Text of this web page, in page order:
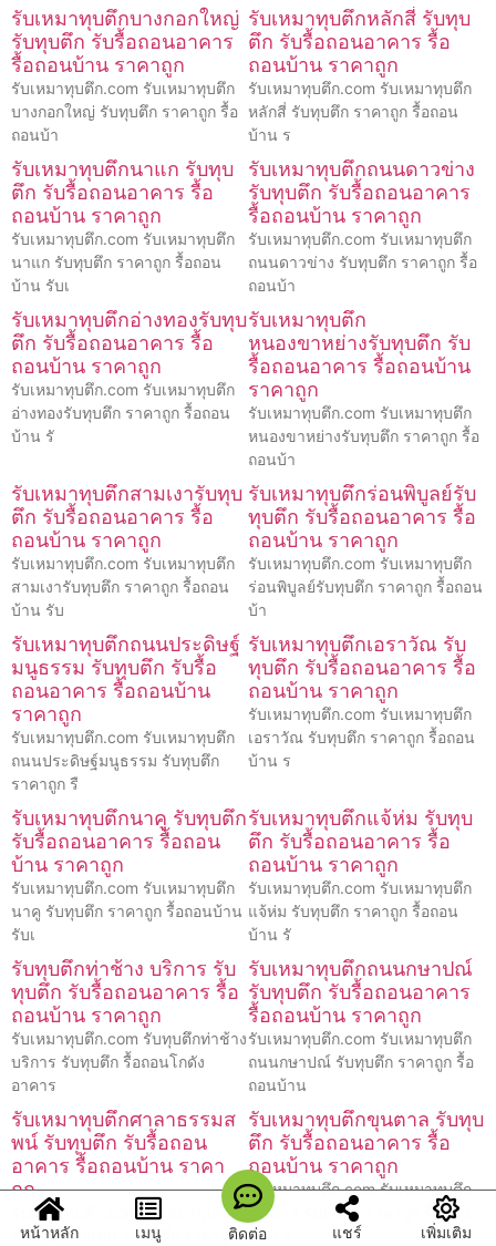
รับเหมาทุบตึกบางกอกใหญ่
รับทุบตึก รับรื้อถอนอาคาร
รื้อถอนบ้าน ราคาถูก
รับเหมาทุบตึก.com รับเหมาทุบตึก
บางกอกใหญ่ รับทุบตึก ราคาถูก รื้อ
ถอนบ้า
รับเหมาทุบตึกหลักสี่ รับทุบ
ตึก รับรื้อถอนอาคาร รื้อ
ถอนบ้าน ราคาถูก
รับเหมาทุบตึก.com รับเหมาทุบตึก
หลักสี่ รับทุบตึก ราคาถูก รื้อถอน
บ้าน ร
รับเหมาทุบตึกนาแก รับทุบ
ตึก รับรื้อถอนอาคาร รื้อ
ถอนบ้าน ราคาถูก
รับเหมาทุบตึก.com รับเหมาทุบตึก
นาแก รับทุบตึก ราคาถูก รื้อถอน
บ้าน รับเ
รับเหมาทุบตึกถนนดาวข่าง
รับทุบตึก รับรื้อถอนอาคาร
รื้อถอนบ้าน ราคาถูก
รับเหมาทุบตึก.com รับเหมาทุบตึก
ถนนดาวข่าง รับทุบตึก ราคาถูก รื้อ
ถอนบ้า
รับเหมาทุบตึกอ่างทองรับทุบ
ตึก รับรื้อถอนอาคาร รื้อ
ถอนบ้าน ราคาถูก
รับเหมาทุบตึก.com รับเหมาทุบตึก
อ่างทองรับทุบตึก ราคาถูก รื้อถอน
บ้าน รั
รับเหมาทุบตึก
หนองขาหย่างรับทุบตึก รับ
รื้อถอนอาคาร รื้อถอนบ้าน
ราคาถูก
รับเหมาทุบตึก.com รับเหมาทุบตึก
หนองขาหย่างรับทุบตึก ราคาถูก รื้อ
ถอนบ้า
รับเหมาทุบตึกสามเงารับทุบ
ตึก รับรื้อถอนอาคาร รื้อ
ถอนบ้าน ราคาถูก
รับเหมาทุบตึก.com รับเหมาทุบตึก
สามเงารับทุบตึก ราคาถูก รื้อถอน
บ้าน รับ
รับเหมาทุบตึกร่อนพิบูลย์รับ
ทุบตึก รับรื้อถอนอาคาร รื้อ
ถอนบ้าน ราคาถูก
รับเหมาทุบตึก.com รับเหมาทุบตึก
ร่อนพิบูลย์รับทุบตึก ราคาถูก รื้อถอน
บ้า
รับเหมาทุบตึกถนนประดิษฐ์
มนูธรรม รับทุบตึก รับรื้อ
ถอนอาคาร รื้อถอนบ้าน
ราคาถูก
รับเหมาทุบตึก.com รับเหมาทุบตึก
ถนนประดิษฐ์มนูธรรม รับทุบตึก
ราคาถูก รื
รับเหมาทุบตึกเอราวัณ รับ
ทุบตึก รับรื้อถอนอาคาร รื้อ
ถอนบ้าน ราคาถูก
รับเหมาทุบตึก.com รับเหมาทุบตึก
เอราวัณ รับทุบตึก ราคาถูก รื้อถอน
บ้าน ร
รับเหมาทุบตึกนาคู รับทุบตึก
รับรื้อถอนอาคาร รื้อถอน
บ้าน ราคาถูก
รับเหมาทุบตึก.com รับเหมาทุบตึก
นาคู รับทุบตึก ราคาถูก รื้อถอนบ้าน
รับเ
รับเหมาทุบตึกแจ้ห่ม รับทุบ
ตึก รับรื้อถอนอาคาร รื้อ
ถอนบ้าน ราคาถูก
รับเหมาทุบตึก.com รับเหมาทุบตึก
แจ้ห่ม รับทุบตึก ราคาถูก รื้อถอน
บ้าน รั
รับทุบตึกท่าช้าง บริการ รับ
ทุบตึก รับรื้อถอนอาคาร รื้อ
ถอนบ้าน ราคาถูก
รับเหมาทุบตึก.com รับทุบตึกท่าช้าง
บริการ รับทุบตึก รื้อถอนโกดัง
อาคาร
รับเหมาทุบตึกถนนกษาปณ์
รับทุบตึก รับรื้อถอนอาคาร
รื้อถอนบ้าน ราคาถูก
รับเหมาทุบตึก.com รับเหมาทุบตึก
ถนนกษาปณ์ รับทุบตึก ราคาถูก รื้อ
ถอนบ้าน
รับเหมาทุบตึกศาลาธรรมส
พน์ รับทุบตึก รับรื้อถอน
อาคาร รื้อถอนบ้าน ราคา
ถูก
รับเหมาทุบตึก.com รับเหมาทุบตึก
ศาลาธรรมสพน์ รับทุบตึก ราคาถูก
รับเหมาทุบตึกขุนตาล รับทุบ
ตึก รับรื้อถอนอาคาร รื้อ
ถอนบ้าน ราคาถูก
รับเหมาทุบตึก.com รับเหมาทุบตึก
ขุนตาล รับทุบตึก ราคาถูก รื้อถอน
บ้าน รั
หน้าหลัก เมนู ติดต่อ แชร์ เพิ่มเติม